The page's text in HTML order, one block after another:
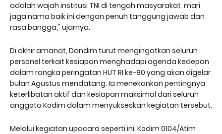
adalah wajah institusi TNI di tengah masyarakat mari
jaga nama baik ini dengan penuh tanggung jawab dan
rasa bangga," ujarnya.
Di akhir amanat, Dandim turut mengingatkan seluruh
personel terkait kesiapan menghadapi agenda kedepan
dalam rangka peringatan HUT RI ke-80 yang akan digelar
bulan Agustus mendatang. Ia menekankan pentingnya
keterlibatan aktif dan kesiapan maksimal dari seluruh
anggota Kodim dalam menyukseskan kegiatan tersebut.
Melalui kegiatan upacara seperti ini, Kodim 0104/Atim